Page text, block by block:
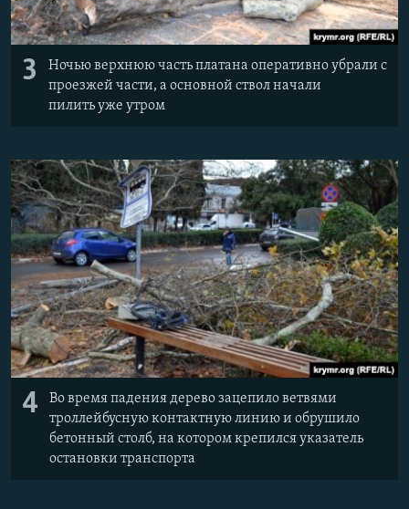
3
Ночью верхнюю часть платана оперативно убрали с
проезжей части, а основной ствол начали
пилить уже утром
4
Во время падения дерево зацепило ветвями
троллейбусную контактную линию и обрушило
бетонный столб, на котором крепился указатель
остановки транспорта